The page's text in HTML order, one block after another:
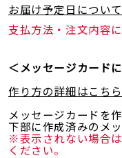
お届け予定日につい
支払方法・注文内容
＜メッセージカード
作り方の詳細はこちら
メッセージカードを
下部に作成済みのメ
※表示されない場合
ください。